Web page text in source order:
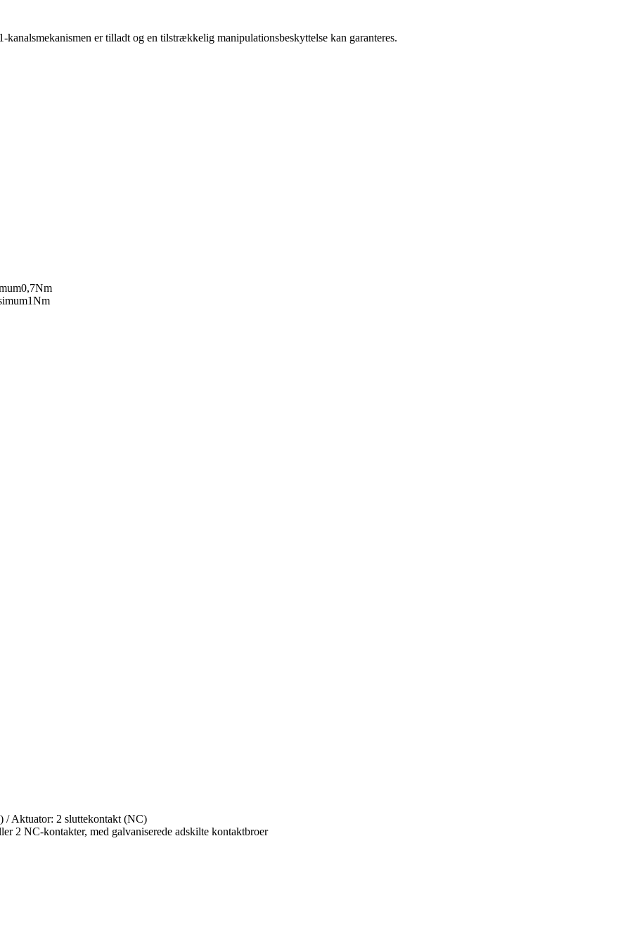
er tilladt og en tilstrækkelig manipulationsbeskyttelse kan garanteres.
0,7Nm
1Nm
/ Aktuator: 2 sluttekontakt (NC)
2 NC-kontakter, med galvaniserede adskilte kontaktbroer